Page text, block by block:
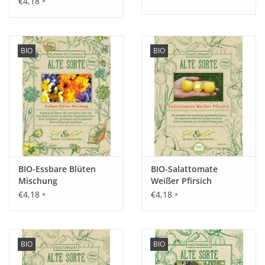
März - Mai drinnen vorziehen, ab Mitte/Ende Mai
auspflanzen .
Keimung:
Optimale Keimung bei 20 - 24°C, nach ca. 10 - 14 Tagen.
Kultur:
Pflanzabstand 40 cm in der Reihe, zwischen den Reihen ca.
BIO
BIO-Essbare Blüten
Mischung
€4,18 *
BIO
BIO-Salattomate
Weißer Pfirsich
€4,18 *
BIO BIO